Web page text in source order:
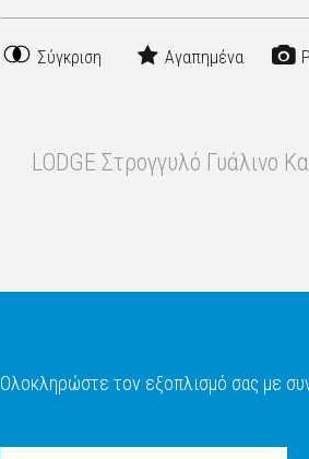
Σύγκριση Αγαπημένα
LODGE Στρογγυλό Γυάλινο
Ολοκληρώστε τον εξοπλισμό σας με